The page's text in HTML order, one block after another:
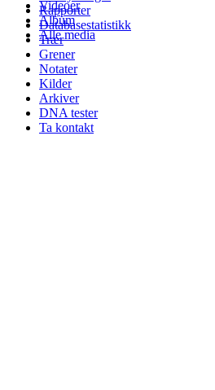
Videoer
Album
Alle media
Rapporter
Databasestatistikk
Trær
Grener
Notater
Kilder
Arkiver
DNA tester
Ta kontakt